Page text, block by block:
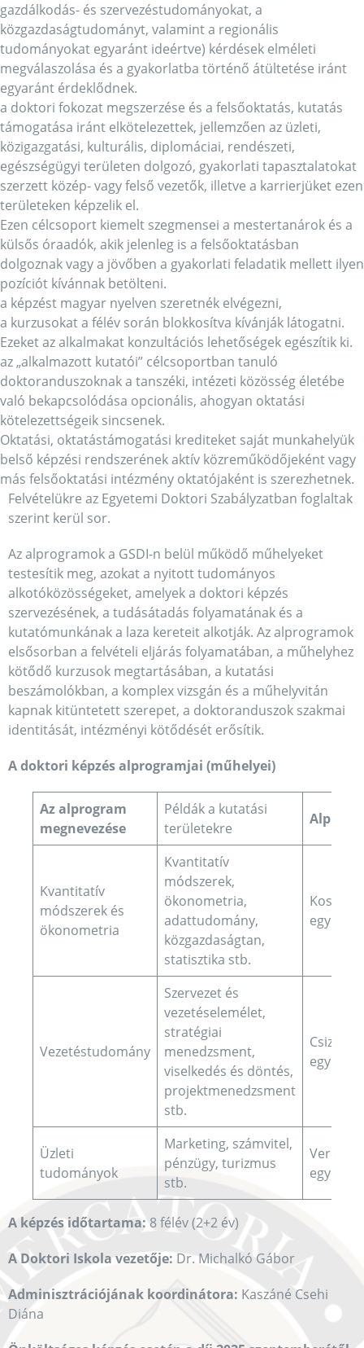
gazdálkodás- és szervezéstudományokat, a
közgazdaságtudományt, valamint a regionális
tudományokat egyaránt ideértve) kérdések elméleti
megválaszolása és a gyakorlatba történő átültetése iránt
egyaránt érdeklődnek.
a doktori fokozat megszerzése és a felsőoktatás, kutatás
támogatása iránt elkötelezettek, jellemzően az üzleti,
közigazgatási, kulturális, diplomáciai, rendészeti,
egészségügyi területen dolgozó, gyakorlati tapasztalatokat
szerzett közép- vagy felső vezetők, illetve a karrierjüket ezen
területeken képzelik el.
Ezen célcsoport kiemelt szegmensei a mestertanárok és a
külsős óraadók, akik jelenleg is a felsőoktatásban
dolgoznak vagy a jövőben a gyakorlati feladatik mellett ilyen
pozíciót kívánnak betölteni.
a képzést magyar nyelven szeretnék elvégezni,
a kurzusokat a félév során blokkosítva kívánják látogatni.
Ezeket az alkalmakat konzultációs lehetőségek egészítik ki.
az „alkalmazott kutatói” célcsoportban tanuló
doktoranduszoknak a tanszéki, intézeti közösség életébe
való bekapcsolódása opcionális, ahogyan oktatási
kötelezettségeik sincsenek.
Oktatási, oktatástámogatási krediteket saját munkahelyük
belső képzési rendszerének aktív közreműködőjeként vagy
más felsőoktatási intézmény oktatójaként is szerezhetnek.
Felvételükre az Egyetemi Doktori Szabályzatban foglaltak
szerint kerül sor.
Az alprogramok a GSDI-n belül működő műhelyeket
testesítik meg, azokat a nyitott tudományos
alkotóközösségeket, amelyek a doktori képzés
szervezésének, a tudásátadás folyamatának és a
kutatómunkának a laza kereteit alkotják. Az alprogramok
elsősorban a felvételi eljárás folyamatában, a műhelyhez
kötődő kurzusok megtartásában, a kutatási
beszámolókban, a komplex vizsgán és a műhelyvitán
kapnak kitüntetett szerepet, a doktoranduszok szakmai
identitását, intézményi kötődését erősítik.
A doktori képzés alprogramjai (műhelyei)
Az alprogram
megnevezése
Példák a kutatási
területekre
Kvantitatív
módszerek és
ökonometria
Kvantitatív
módszerek,
ökonometria,
adattudomány,
közgazdaságtan,
statisztika stb.
Vezetéstudomány
Szervezet és
vezetéselemélet,
stratégiai
menedzsment,
viselkedés és döntés,
projektmenedzsment
stb.
Üzleti
tudományok
Marketing, számvitel,
pénzügy, turizmus
stb.
Veres
A képzés időtartama: 8 félév (2+2 év)
A Doktori Iskola vezetője: Dr. Michalkó Gábor
Adminisztrációjának koordinátora: Kaszáné Csehi
Diána